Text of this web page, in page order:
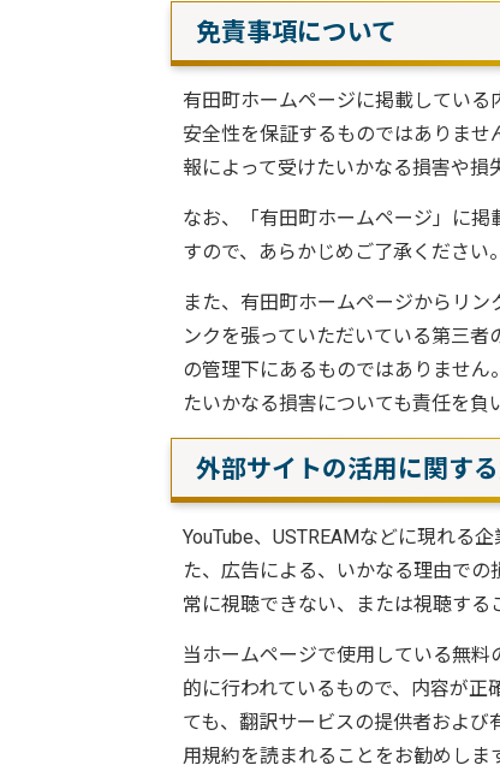
免責事項について
有田町ホームページに掲載してい
安全性を保証するものではありま
報によって受けたいかなる損害や損
なお、「有田町ホームページ」に
すので、あらかじめご了承ください。
また、有田町ホームページからリ
ンクを張っていただいている第三
の管理下にあるものではありませ
たいかなる損害についても責任を負
外部サイトの活用に関す
YouTube、USTREAMなどに現れる
た、広告による、いかなる理由での
常に視聴できない、または視聴する
当ホームページで使用している無
的に行われているもので、内容が
ても、翻訳サービスの提供者およ
用規約を読まれることをお勧めしま